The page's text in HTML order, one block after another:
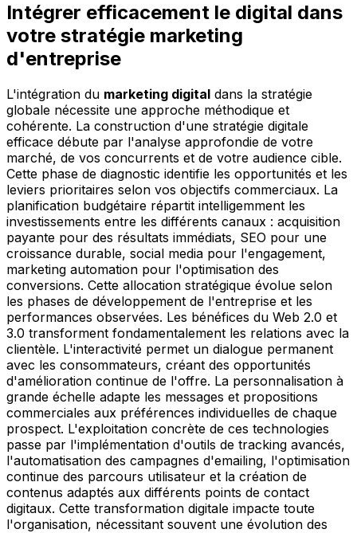
Intégrer efficacement le digital dans
votre stratégie marketing
d'entreprise
L'intégration du marketing digital dans la stratégie
globale nécessite une approche méthodique et
cohérente. La construction d'une stratégie digitale
efficace débute par l'analyse approfondie de votre
marché, de vos concurrents et de votre audience cible.
Cette phase de diagnostic identifie les opportunités et les
leviers prioritaires selon vos objectifs commerciaux. La
planification budgétaire répartit intelligemment les
investissements entre les différents canaux : acquisition
payante pour des résultats immédiats, SEO pour une
croissance durable, social media pour l'engagement,
marketing automation pour l'optimisation des
conversions. Cette allocation stratégique évolue selon
les phases de développement de l'entreprise et les
performances observées. Les bénéfices du Web 2.0 et
3.0 transforment fondamentalement les relations avec la
clientèle. L'interactivité permet un dialogue permanent
avec les consommateurs, créant des opportunités
d'amélioration continue de l'offre. La personnalisation à
grande échelle adapte les messages et propositions
commerciales aux préférences individuelles de chaque
prospect. L'exploitation concrète de ces technologies
passe par l'implémentation d'outils de tracking avancés,
l'automatisation des campagnes d'emailing, l'optimisation
continue des parcours utilisateur et la création de
contenus adaptés aux différents points de contact
digitaux. Cette transformation digitale impacte toute
l'organisation, nécessitant souvent une évolution des